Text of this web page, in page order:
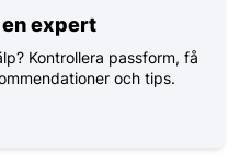
expert
Kontrollera passform, få
och tips.